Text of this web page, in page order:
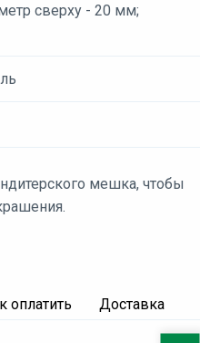
сверху - 20 мм;
мешка, чтобы
оплатить Доставка